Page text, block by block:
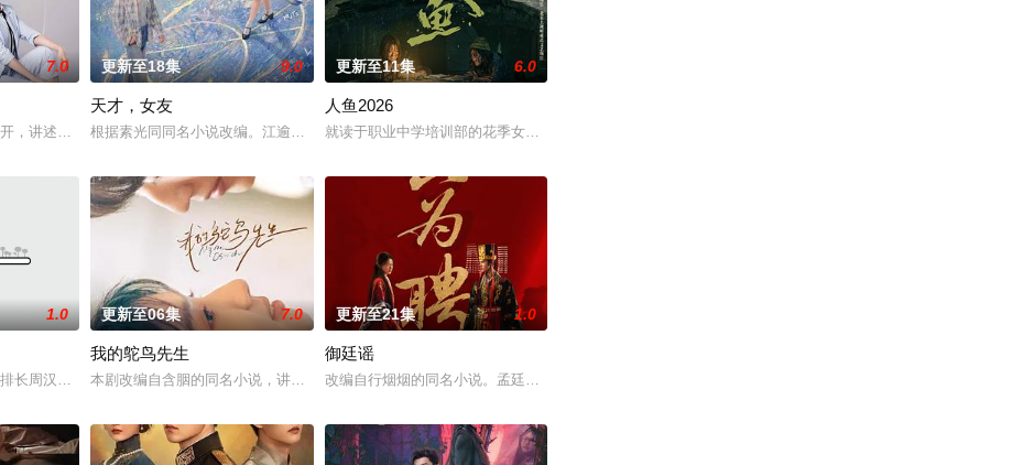
鬼占房”的阴阳宅，江淮被掳
7.0
，讲述了他们在中意合作项目中面对专业挑战与境外竞争，通过创新
更新至18集 9.0
天才，女友
根据素光同同名小说改编。江逾白长大以后，林知夏忽然对他说：“江逾白，我喜欢你，哲学
更新至11集 6.0
人鱼2026
就读于职业中学培训部的花季女生苏琳（黄杨钿甜 饰），虽自小被父母忽视，在艰苦环境中
）强强联手，携手霍仙姑（
1.0
长周汉娃和侦察排长魏油娃一起护送英雄团团长去结婚，回部队的时
更新至06集 7.0
我的鸵鸟先生
本剧改编自含胭的同名小说，讲述了邻家女孩庞倩（苏晓彤 饰）与童年时因一场意外落下身
更新至21集 1.0
御廷谣
改编自行烟烟的同名小说。孟廷辉，大平王朝有史以来个以女子进士科三元及第入翰林院的奇